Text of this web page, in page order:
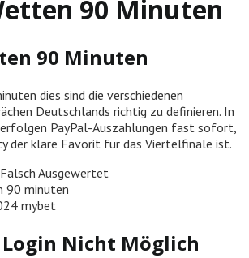
90 Minuten
90 Minuten
dies sind die verschiedenen
Deutschlands richtig zu definieren. In
PayPal-Auszahlungen fast sofort,
der klare Favorit für das Viertelfinale ist.
Ausgewertet
90 minuten
mybet
Nicht Möglich